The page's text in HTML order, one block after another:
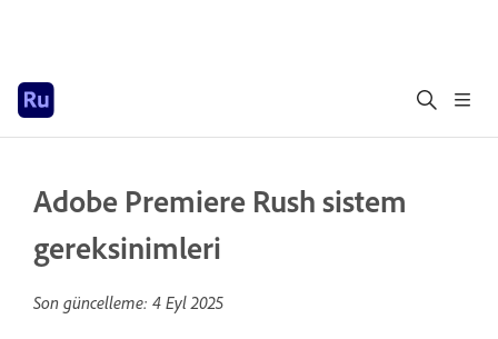
Adobe Premiere Rush sistem
gereksinimleri
Son güncelleme: 4 Eyl 2025